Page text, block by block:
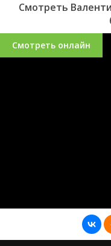
Смотреть
Смотреть онлайн